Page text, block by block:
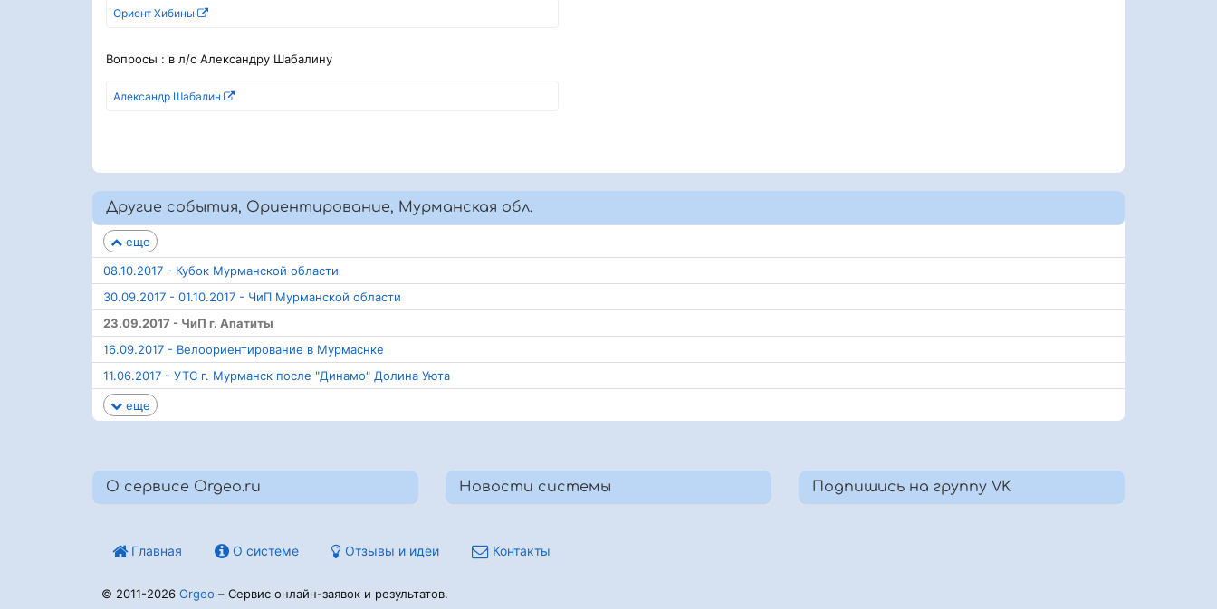
Ориент Хибины
Вопросы : в л/с Александру Шабалину
Александр Шабалин
Другие события, Ориентирование, Мурманская обл.
еще
08.10.2017 - Кубок Мурманской области
30.09.2017 - 01.10.2017 - ЧиП Мурманской области
23.09.2017 - ЧиП г. Апатиты
16.09.2017 - Велоориентирование в Мурмаснке
11.06.2017 - УТС г. Мурманск после "Динамо" Долина Уюта
еще
О сервисе Orgeo.ru Новости системы Подпишись на группу VK
Главная О системе Отзывы и идеи Контакты
© 2011-2026 Orgeo – Сервис онлайн-заявок и результатов.